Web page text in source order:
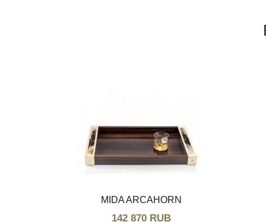
MIDA ARCAHORN
142 870 RUB